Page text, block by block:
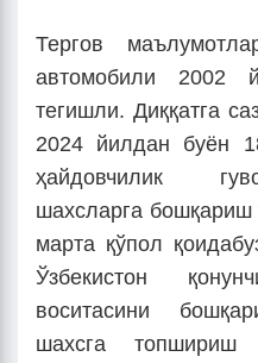
Тергов
автомобили 2002
тегишли. Диққатга
2024 йилдан буён
ҳайдовчилик
шахсларга бошқариш
марта қўпол
Ўзбекистон
воситасини
шахсга